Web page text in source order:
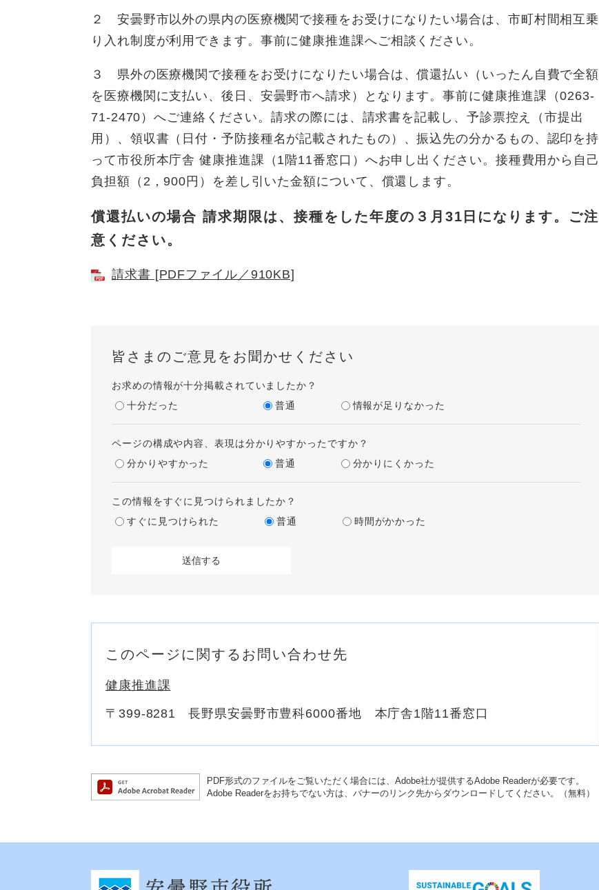
２ 安曇野市以外の県内の医療機関で接種をお受けになりたい場合は、市町村間相互乗
り入れ制度が利用できます。事前に健康推進課へご相談ください。
３ 県外の医療機関で接種をお受けになりたい場合は、償還払い（いったん自費で全額
を医療機関に支払い、後日、安曇野市へ請求）となります。事前に健康推進課（0263-
71-2470）へご連絡ください。請求の際には、請求書を記載し、予診票控え（市提出
用）、領収書（日付・予防接種名が記載されたもの）、振込先の分かるもの、認印を持
って市役所本庁舎 健康推進課（1階11番窓口）へお申し出ください。接種費用から自己
負担額（2，900円）を差し引いた金額について、償還します。
償還払いの場合 請求期限は、接種をした年度の３月31日になります。ご注
意ください。
請求書 [PDFファイル／910KB]
皆さまのご意見をお聞かせください
お求めの情報が十分掲載されていましたか？
十分だった
普通 情報が足りなかった
ページの構成や内容、表現は分かりやすかったですか？
分かりやすかった
普通 分かりにくかった
この情報をすぐに見つけられましたか？
すぐに見つけられた
普通 時間がかかった
このページに関するお問い合わせ先
健康推進課
〒399-8281 長野県安曇野市豊科6000番地 本庁舎1階11番窓口
PDF形式のファイルをご覧いただく場合には、Adobe社が提供するAdobe Readerが必要です。
Adobe Readerをお持ちでない方は、バナーのリンク先からダウンロードしてください。（無料）